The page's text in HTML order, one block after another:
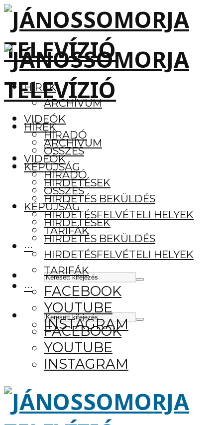
HÍREK
ARCHÍVUM
VIDEÓK
HÍRADÓ
ÖSSZES
KÉPÚJSÁG
HIRDETÉSEK
HIRDETÉS BEKÜLDÉS
HIRDETÉSFELVÉTELI HELYEK
TARIFÁK
···
FACEBOOK
YOUTUBE
INSTAGRAM
HÍREK
ARCHÍVUM
VIDEÓK
HÍRADÓ
ÖSSZES
KÉPÚJSÁG
HIRDETÉSEK
HIRDETÉS BEKÜLDÉS
HIRDETÉSFELVÉTELI HELYEK
TARIFÁK
···
FACEBOOK
YOUTUBE
INSTAGRAM